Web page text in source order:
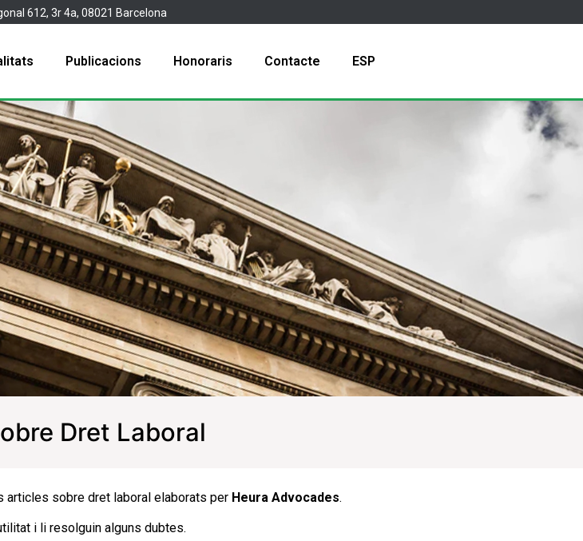
612, 3r 4a, 08021 Barcelona
Publicacions Honoraris Contacte ESP
Dret Laboral
articles sobre dret laboral elaborats per Heura Advocades.
i li resolguin alguns dubtes.